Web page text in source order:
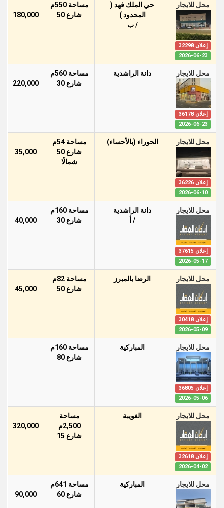
محل للايجار
إعلان 32298
2026-06-23
حي الملك فهد (
المحدود )
/ ب
مساحة 550م
شارع 50
180,000
محل للايجار
إعلان 36178
2026-06-23
دانة الراشدية
مساحة 560م
شارع 30
220,000
محل للايجار
إعلان 36226
2026-06-10
الحوراء (بالأحساء)
مساحة 54م
شارع 50
شمالًا
35,000
محل للايجار
إعلان 37615
2026-05-17
دانة الراشدية
/ أ
مساحة 160م
شارع 30
40,000
محل للايجار
إعلان 30418
2026-05-09
الرضا بالمبرز
مساحة 82م
شارع 50
45,000
محل للايجار
إعلان 36805
2026-05-06
المباركية
مساحة 160م
شارع 80
محل للايجار
إعلان 32618
2026-04-02
الغويبة
مساحة
2,500م
شارع 15
320,000
محل للايجار المباركية
مساحة 641م
شارع 60
90,000